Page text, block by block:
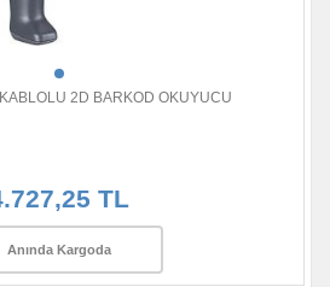
2D BARKOD OKUYUCU
TL
Anında Kargoda